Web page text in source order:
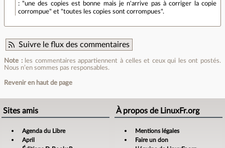
: "une des copies est bonne mais je n'arrive pas à corriger la copie
corrompue" et "toutes les copies sont corrompues".
Suivre le flux des commentaires
Note :les commentaires appartiennent à celles et ceux qui les ont postés.
Nous n’en sommes pas responsables.
Revenir en haut de page
Sites amis
Agenda du Libre
April
À propos de LinuxFr.org
Mentions légales
Faire un don